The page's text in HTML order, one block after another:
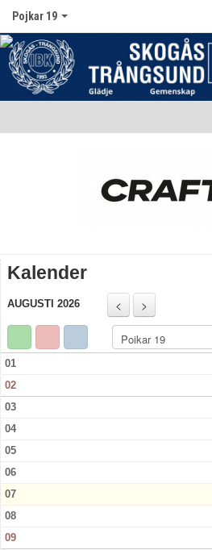
Pojkar 19
Dokument
Kontakt
Kalender
AUGUSTI 2026
01
02
03
04
05
06
07
08
09